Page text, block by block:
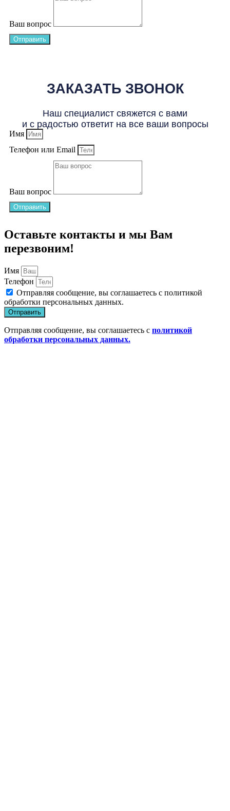
Ваш вопрос
Отправить
ЗАКАЗАТЬ ЗВОНОК
Наш специалист свяжется с вами
и с радостью ответит на все ваши вопросы
Имя
Телефон или Email
Ваш вопрос
Отправить
Оставьте контакты и мы Вам
перезвоним!
Имя
Телефон
Отправляя сообщение, вы соглашаетесь с политикой
обработки персональных данных.
Отправить
Отправляя сообщение, вы соглашаетесь с политикой
обработки персональных данных.